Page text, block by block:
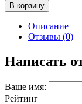
В корзину
Описание
Отзывы (0)
Написать
Ваше имя:
Рейтинг